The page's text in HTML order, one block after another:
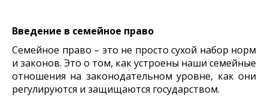
Введение в семейное право
Семейное право – это не просто сухой набор норм
и законов. Это о том, как устроены наши семейные
отношения на законодательном уровне, как они
регулируются и защищаются государством.